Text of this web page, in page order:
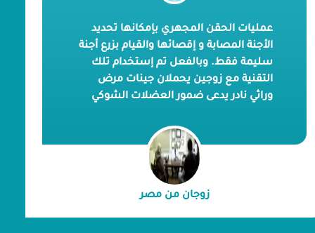
عمليات الحقن المجهري بإمكانها تحديد
الأجنة المصابة و إقصائها والقيام بزرع أجنة
سليمة فقط. وبالفعل تم إستخدام تلك
التقنية مع زوجين يحملان جينات مرض
وراثي نادر يدعى ضمور العضلات الشوكي
الوفاه وقد تم بحمد الله الحمل بجنين
سليم و معافى بعد فقدانهم لطفل عانى
مسبقاً من نفس المرض
زوجان من مصر